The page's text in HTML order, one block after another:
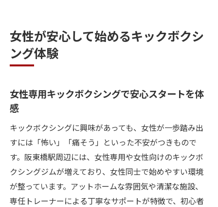
痛みや怖さを感じにくいキックボクシング
体験
続けやすいキックボクシングの魅力と習慣化の
キックボクシングを習慣化する女性の続け
方
音楽に合わせて楽しいキックボクシング習
慣
女性が飽きずに続けられるキックボクシン
女性が安心して始めるキックボクシ
ング体験
女性専用キックボクシングで安心スタートを体
感
キックボクシングに興味があっても、女性が一歩踏み出
すには「怖い」「痛そう」といった不安がつきもので
す。阪東橋駅周辺には、女性専用や女性向けのキックボ
クシングジムが増えており、女性同士で始めやすい環境
が整っています。アットホームな雰囲気や清潔な施設、
専任トレーナーによる丁寧なサポートが特徴で、初心者